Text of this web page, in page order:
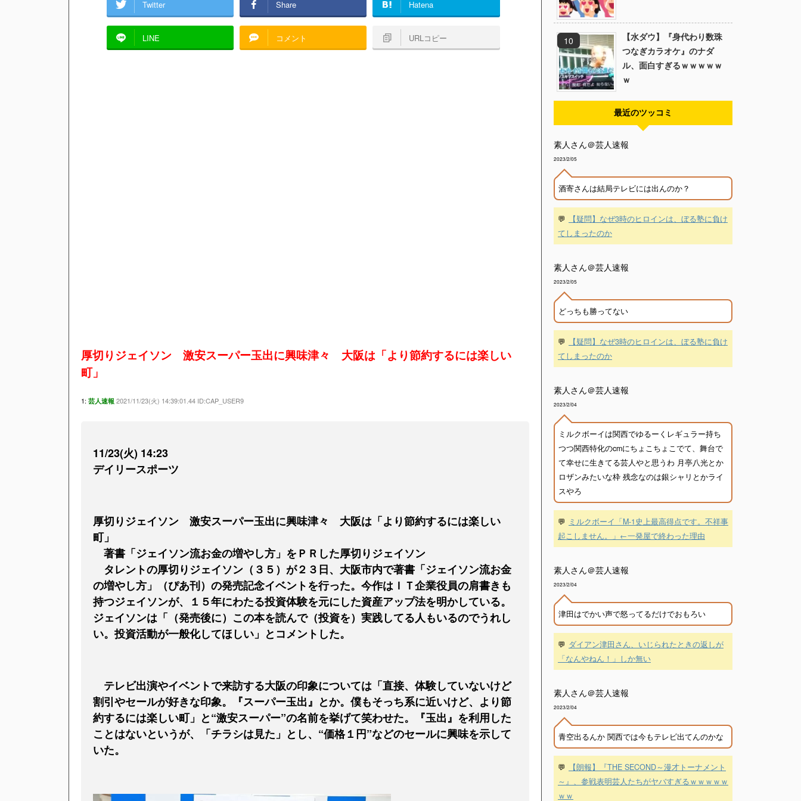
Twitter Share Hatena
LINE コメント URLコピー
厚切りジェイソン 激安スーパー玉出に興味津々 大阪は「より節約するには楽しい
町」
1: 芸人速報 2021/11/23(火) 14:39:01.44 ID:CAP_USER9
11/23(火) 14:23
デイリースポーツ
厚切りジェイソン 激安スーパー玉出に興味津々 大阪は「より節約するには楽しい
町」
著書「ジェイソン流お金の増やし方」をＰＲした厚切りジェイソン
タレントの厚切りジェイソン（３５）が２３日、大阪市内で著書「ジェイソン流お金
の増やし方」（ぴあ刊）の発売記念イベントを行った。今作はＩＴ企業役員の肩書きも
持つジェイソンが、１５年にわたる投資体験を元にした資産アップ法を明かしている。
ジェイソンは「（発売後に）この本を読んで（投資を）実践してる人もいるのでうれし
い。投資活動が一般化してほしい」とコメントした。
テレビ出演やイベントで来訪する大阪の印象については「直接、体験していないけど
割引やセールが好きな印象。『スーパー玉出』とか。僕もそっち系に近いけど、より節
約するには楽しい町」と“激安スーパー”の名前を挙げて笑わせた。『玉出』を利用した
ことはないというが、「チラシは見た」とし、“価格１円”などのセールに興味を示して
いた。
【水ダウ】『身代わり数珠
つなぎカラオケ』のナダ
ル、面白すぎるｗｗｗｗｗ
ｗ
最近のツッコミ
素人さん＠芸人速報
2023/2/05
酒寄さんは結局テレビには出んのか？
💬
【疑問】なぜ3時のヒロインは、ぼる塾に負け
てしまったのか
素人さん＠芸人速報
2023/2/05
どっちも勝ってない
💬
【疑問】なぜ3時のヒロインは、ぼる塾に負け
てしまったのか
素人さん＠芸人速報
2023/2/04
ミルクボーイは関西でゆるーくレギュラー持ち
つつ関西特化のcmにちょこちょこでて、舞台で
て幸せに生きてる芸人やと思うわ 月亭八光とか
ロザンみたいな枠 残念なのは銀シャリとかライ
スやろ
💬 ミルクボーイ「M-1史上最高得点です。不祥事
起こしません。」←一発屋で終わった理由
素人さん＠芸人速報
2023/2/04
津田はでかい声で怒ってるだけでおもろい
💬 ダイアン津田さん、いじられたときの返しが
「なんやねん！」しか無い
素人さん＠芸人速報
2023/2/04
青空出るんか 関西では今もテレビ出てんのかな
💬
【朗報】『THE SECOND～漫才トーナメント
～』、参戦表明芸人たちがヤバすぎるｗｗｗｗｗ
ｗｗ